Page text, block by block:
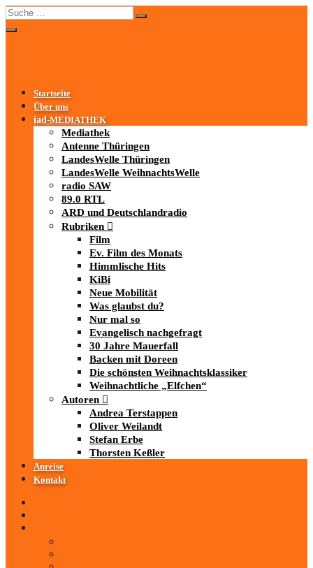
Startseite
Über uns
iad-MEDIATHEK
Mediathek
Antenne Thüringen
LandesWelle Thüringen
LandesWelle WeihnachtsWelle
radio SAW
89.0 RTL
ARD und Deutschlandradio
Rubriken
Film
Ev. Film des Monats
Himmlische Hits
KiBi
Neue Mobilität
Was glaubst du?
Nur mal so
Evangelisch nachgefragt
30 Jahre Mauerfall
Backen mit Doreen
Die schönsten Weihnachtsklassiker
Weihnachtliche „Elfchen“
Autoren
Andrea Terstappen
Oliver Weilandt
Stefan Erbe
Thorsten Keßler
Anreise
Kontakt